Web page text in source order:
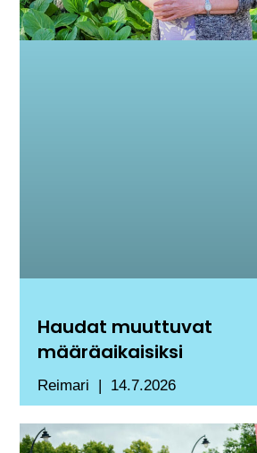
Haudat muuttuvat
määräaikaisiksi
Reimari 14.7.2026